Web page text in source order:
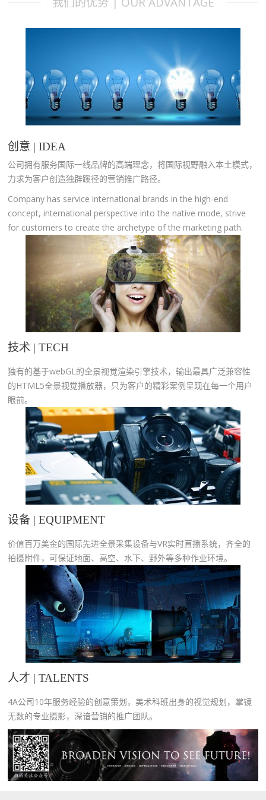
创意 | IDEA
公司拥有服务国际一线品牌的高端理念，将国际视野融入本土模式，
力求为客户创造独辟蹊径的营销推广路径。
Company has service international brands in the high-end
concept, international perspective into the native mode, strive
for customers to create the archetype of the marketing path.
技术 | TECH
独有的基于webGL的全景视觉渲染引擎技术，输出最具广泛兼容性
的HTML5全景视觉播放器，只为客户的精彩案例呈现在每一个用户
眼前。
设备 | EQUIPMENT
价值百万美金的国际先进全景采集设备与VR实时直播系统，齐全的
拍摄附件，可保证地面、高空、水下、野外等多种作业环境。
人才 | TALENTS
4A公司10年服务经验的创意策划，美术科班出身的视觉规划，掌镜
无数的专业摄影，深谙营销的推广团队。